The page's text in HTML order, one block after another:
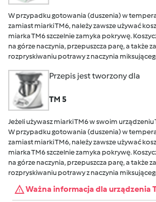
W przypadku gotowania (duszenia) w
zamiast miarki TM6, należy zawsze używać
miarka TM6 szczelnie zamyka pokrywę.
na górze naczynia, przepuszcza parę, a także
rozpryskiwaniu potrawy z naczynia
Przepis jest tworzony dla
TM 5
Jeżeli używasz miarki TM6 w swoim urządzeniu
W przypadku gotowania (duszenia) w
zamiast miarki TM6, należy zawsze używać
miarka TM6 szczelnie zamyka pokrywę.
na górze naczynia, przepuszcza parę, a także
rozpryskiwaniu potrawy z naczynia
Ważna informacja dla urządzenia